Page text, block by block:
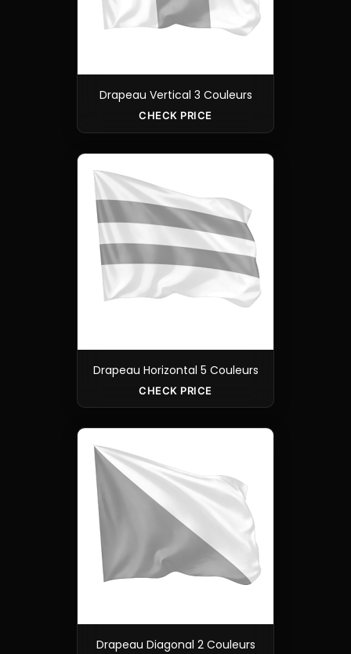
Drapeau Vertical 3 Couleurs
CHECK PRICE
Drapeau Horizontal 5 Couleurs
CHECK PRICE
Drapeau Diagonal 2 Couleurs